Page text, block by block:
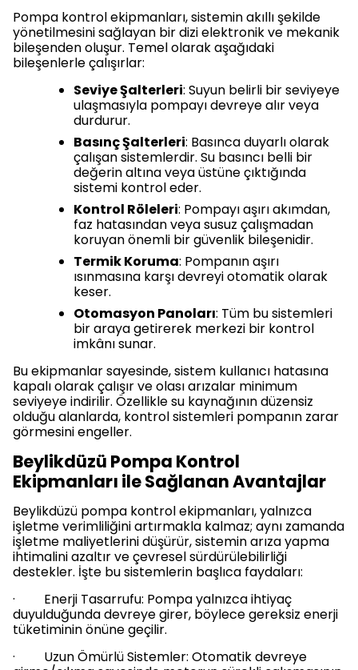
Pompa kontrol ekipmanları, sistemin akıllı şekilde
yönetilmesini sağlayan bir dizi elektronik ve mekanik
bileşenden oluşur. Temel olarak aşağıdaki
bileşenlerle çalışırlar:
Seviye Şalterleri: Suyun belirli bir seviyeye
ulaşmasıyla pompayı devreye alır veya
durdurur.
Basınç Şalterleri: Basınca duyarlı olarak
çalışan sistemlerdir. Su basıncı belli bir
değerin altına veya üstüne çıktığında
sistemi kontrol eder.
Kontrol Röleleri: Pompayı aşırı akımdan,
faz hatasından veya susuz çalışmadan
koruyan önemli bir güvenlik bileşenidir.
Termik Koruma: Pompanın aşırı
ısınmasına karşı devreyi otomatik olarak
keser.
Otomasyon Panoları: Tüm bu sistemleri
bir araya getirerek merkezi bir kontrol
imkânı sunar.
Bu ekipmanlar sayesinde, sistem kullanıcı hatasına
kapalı olarak çalışır ve olası arızalar minimum
seviyeye indirilir. Özellikle su kaynağının düzensiz
olduğu alanlarda, kontrol sistemleri pompanın zarar
görmesini engeller.
Beylikdüzü Pompa Kontrol
Ekipmanları ile Sağlanan Avantajlar
Beylikdüzü pompa kontrol ekipmanları, yalnızca
işletme verimliliğini artırmakla kalmaz; aynı zamanda
işletme maliyetlerini düşürür, sistemin arıza yapma
ihtimalini azaltır ve çevresel sürdürülebilirliği
destekler. İşte bu sistemlerin başlıca faydaları:
· Enerji Tasarrufu: Pompa yalnızca ihtiyaç
duyulduğunda devreye girer, böylece gereksiz enerji
tüketiminin önüne geçilir.
· Uzun Ömürlü Sistemler: Otomatik devreye